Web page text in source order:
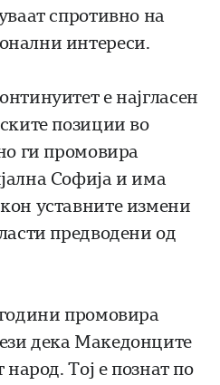
спротивно на
интереси.
е најгласен
позиции во
ги промовира
Софија и има
уставните измени
предводени од
промовира
дека Македонците
народ. Тој е познат по